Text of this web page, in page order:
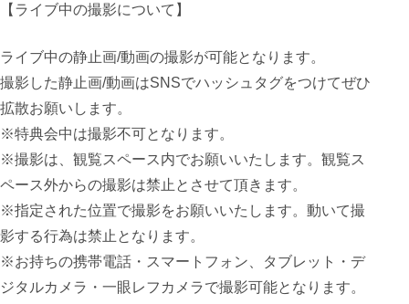
【ライブ中の撮影について】
ライブ中の静止画/動画の撮影が可能となります。
撮影した静止画/動画はSNSでハッシュタグをつけてぜひ
拡散お願いします。
※特典会中は撮影不可となります。
※撮影は、観覧スペース内でお願いいたします。観覧ス
ペース外からの撮影は禁止とさせて頂きます。
※指定された位置で撮影をお願いいたします。動いて撮
影する行為は禁止となります。
※お持ちの携帯電話・スマートフォン、タブレット・デ
ジタルカメラ・一眼レフカメラで撮影可能となります。